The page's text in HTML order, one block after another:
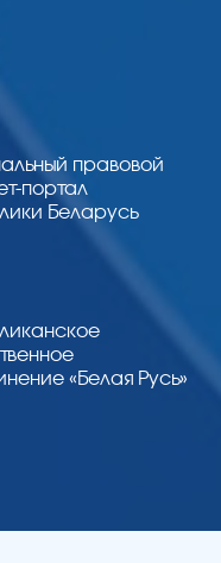
правовой
портал
Беларусь
«Белая Русь»